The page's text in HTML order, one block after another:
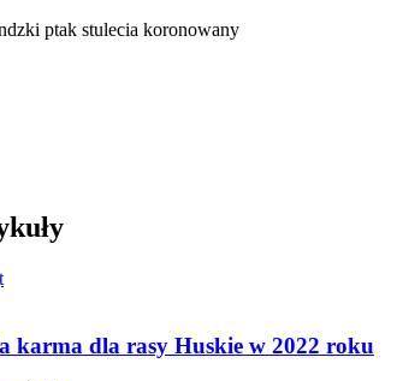
ptak stulecia koronowany
karma dla rasy Huskie w 2022 roku